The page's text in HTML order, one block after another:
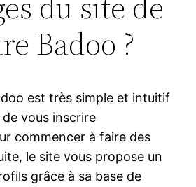
Badoo ?
est très simple et intuitif
vous inscrire
commencer à faire des
le site vous propose un
grâce à sa base de